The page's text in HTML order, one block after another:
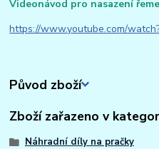
Videonávod pro nasazení
https://www.youtube.com/
Původ zboží
Zboží zařazeno v
Náhradní díly na pračky